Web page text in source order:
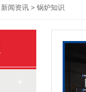
新闻资讯 > 锅炉知识